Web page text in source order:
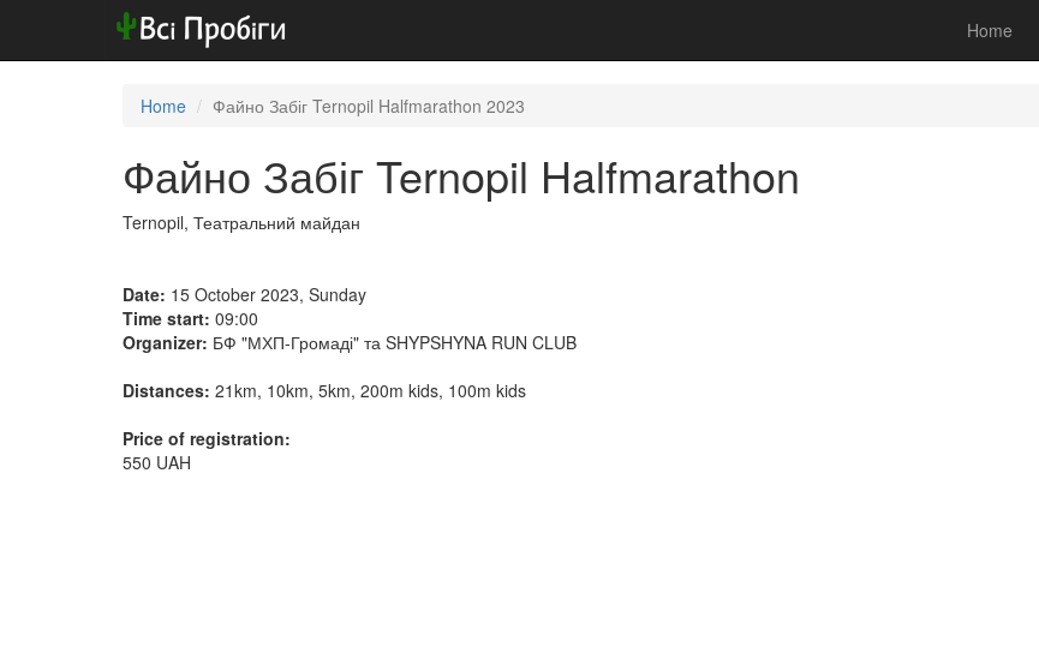
Home
Home Файно Забіг Ternopil Halfmarathon 2023
Файно Забіг Ternopil Halfmarathon
Ternopil, Театральний майдан
Date: 15 October 2023, Sunday
Time start: 09:00
Organizer: БФ "МХП-Громаді" та SHYPSHYNA RUN CLUB
Distances: 21km, 10km, 5km, 200m kids, 100m kids
Price of registration:
550 UAH